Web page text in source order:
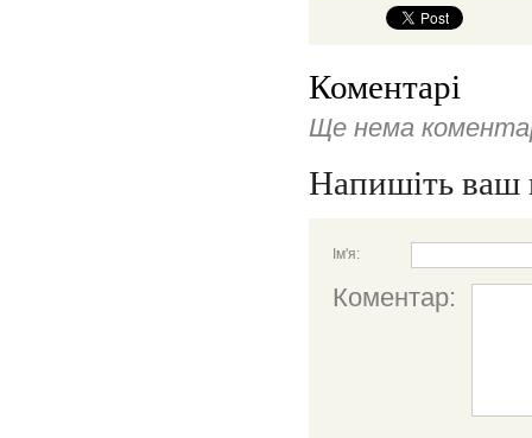
Коментарі
Ще нема
Напишіть ваш
Ім'я:
Коментар: